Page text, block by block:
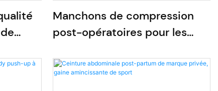
Manchons de compression
post-opératoires pour les
gros - Fermeture avant -